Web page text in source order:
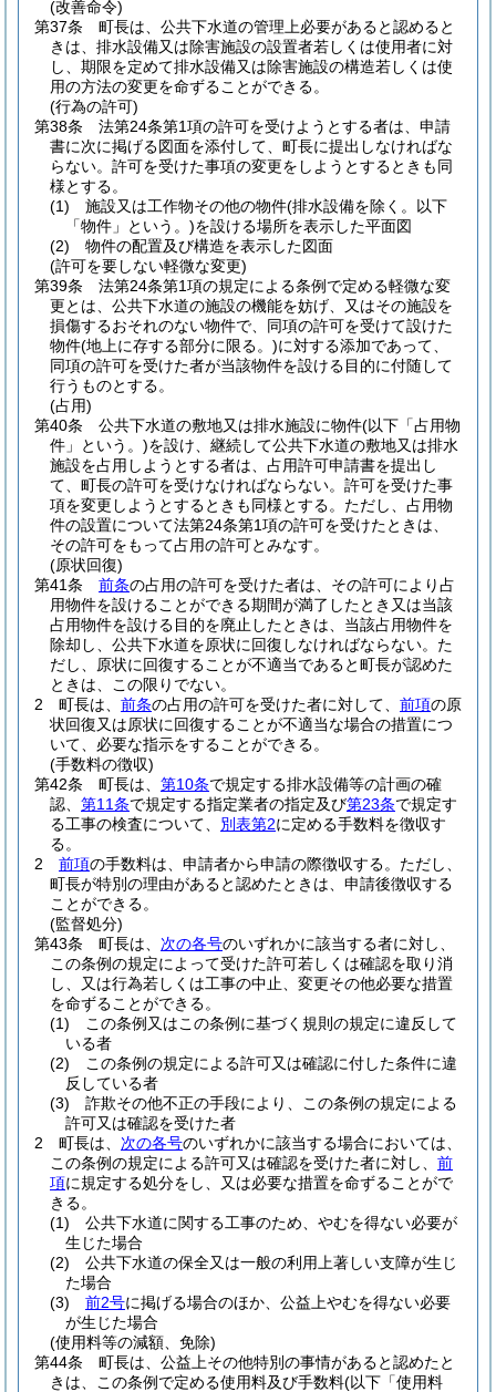
(改善命令)
第37条
町長は、公共下水道の管理上必要があると認めると
きは、排水設備又は除害施設の設置者若しくは使用者に対
し、期限を定めて排水設備又は除害施設の構造若しくは使
用の方法の変更を命ずることができる。
(行為の許可)
第38条
法第24条第1項の許可を受けようとする者は、申請
書に次に掲げる図面を添付して、町長に提出しなければな
らない。 許可を受けた事項の変更をしようとするときも同
様とする。
(1)
施設又は工作物その他の物件(排水設備を除く。以下
「物件」という。)を設ける場所を表示した平面図
(2)
物件の配置及び構造を表示した図面
(許可を要しない軽微な変更)
第39条
法第24条第1項の規定による条例で定める軽微な変
更とは、公共下水道の施設の機能を妨げ、又はその施設を
損傷するおそれのない物件で、同項の許可を受けて設けた
物件(地上に存する部分に限る。)に対する添加であって、
同項の許可を受けた者が当該物件を設ける目的に付随して
行うものとする。
(占用)
第40条
公共下水道の敷地又は排水施設に物件(以下「占用物
件」という。)を設け、継続して公共下水道の敷地又は排水
施設を占用しようとする者は、占用許可申請書を提出し
て、町長の許可を受けなければならない。 許可を受けた事
項を変更しようとするときも同様とする。 ただし、占用物
件の設置について法第24条第1項の許可を受けたときは、
その許可をもって占用の許可とみなす。
(原状回復)
第41条
前条の占用の許可を受けた者は、その許可により占
用物件を設けることができる期間が満了したとき又は当該
占用物件を設ける目的を廃止したときは、当該占用物件を
除却し、公共下水道を原状に回復しなければならない。 た
だし、原状に回復することが不適当であると町長が認めた
ときは、この限りでない。
2
町長は、 前条の占用の許可を受けた者に対して、 前項の原
状回復又は原状に回復することが不適当な場合の措置につ
いて、必要な指示をすることができる。
(手数料の徴収)
第42条
町長は、 第10条で規定する排水設備等の計画の確
認、 第11条で規定する指定業者の指定及び第23条で規定す
る工事の検査について、 別表第2に定める手数料を徴収す
る。
2
前項の手数料は、申請者から申請の際徴収する。 ただし、
町長が特別の理由があると認めたときは、申請後徴収する
ことができる。
(監督処分)
第43条
町長は、 次の各号のいずれかに該当する者に対し、
この条例の規定によって受けた許可若しくは確認を取り消
し、又は行為若しくは工事の中止、変更その他必要な措置
を命ずることができる。
(1)
この条例又はこの条例に基づく規則の規定に違反して
いる者
(2)
この条例の規定による許可又は確認に付した条件に違
反している者
(3)
詐欺その他不正の手段により、この条例の規定による
許可又は確認を受けた者
2
町長は、 次の各号のいずれかに該当する場合においては、
この条例の規定による許可又は確認を受けた者に対し、 前
項に規定する処分をし、又は必要な措置を命ずることがで
きる。
(1)
公共下水道に関する工事のため、やむを得ない必要が
生じた場合
(2)
公共下水道の保全又は一般の利用上著しい支障が生じ
た場合
(3)
前2号に掲げる場合のほか、公益上やむを得ない必要
が生じた場合
(使用料等の減額、免除)
第44条
町長は、公益上その他特別の事情があると認めたと
きは、この条例で定める使用料及び手数料(以下「使用料